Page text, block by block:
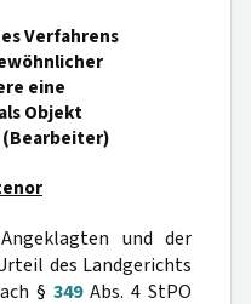
Verfahrens
eine
Objekt
(Bearbeiter)
und der
des Landgerichts
§ 349Abs. 4 StPO